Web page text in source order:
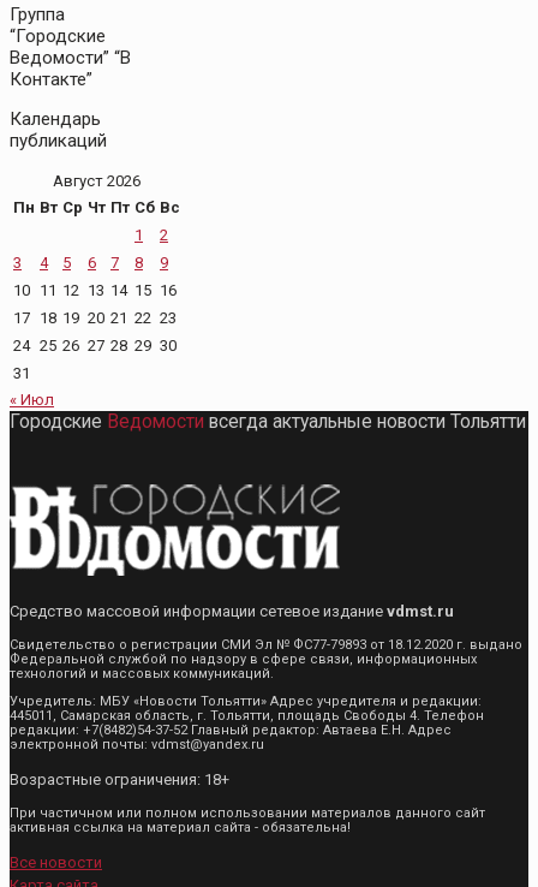
Группа
“Городские
Ведомости” “В
Контакте”
Календарь
публикаций
Август 2026
Пн Вт Ср Чт Пт Сб Вс
1
2
3
4 5 6 7 8
9
10 11 12 13 14 15 16
17 18 19 20 21 22 23
24 25 26 27 28 29 30
31
« Июл
Городские Ведомости всегда актуальные новости Тольятти
Средство массовой информации сетевое издание vdmst.ru
Свидетельство о регистрации СМИ Эл № ФС77-79893 от 18.12.2020 г. выдано
Федеральной службой по надзору в сфере связи, информационных
технологий и массовых коммуникаций.
Учредитель: МБУ «Новости Тольятти» Адрес учредителя и редакции:
445011, Самарская область, г. Тольятти, площадь Свободы 4. Телефон
редакции: +7(8482)54-37-52 Главный редактор: Автаева Е.Н. Адрес
электронной почты: vdmst@yandex.ru
Возрастные ограничения: 18+
При частичном или полном использовании материалов данного сайт
активная ссылка на материал сайта - обязательна!
Все новости